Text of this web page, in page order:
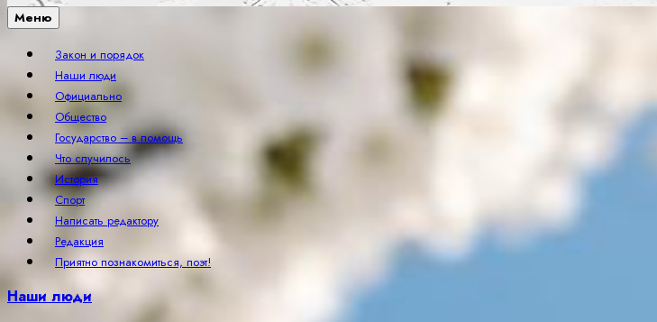
Меню
Закон и порядок
Наши люди
Официально
Общество
Государство – в помощь
Что случилось
История
Спорт
Написать редактору
Редакция
Приятно познакомиться, поэт!
Наши люди